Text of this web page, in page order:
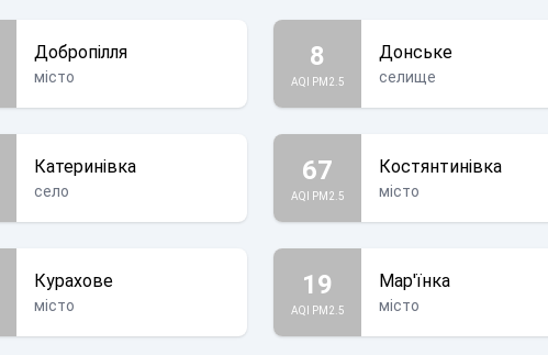
Добропілля
місто
8
AQI PM2.5
Донське
селище
Катеринівка
село
67
AQI PM2.5
Костянтинівка
місто
Курахове
місто
19
AQI PM2.5
Мар'їнка
місто